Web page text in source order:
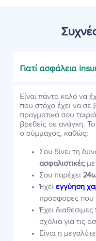
Γιατί ασφάλεια
Είναι πάντα καλό να
που στόχο έχει να σε
πραγματικά σου
βρεθείς σε ανάγκη.
ο σύμμαχος, καθώς:
Σου δίνει τη
ασφαλιστικές με
Σου παρέχει
Έχει εγγύηση
προσφορές που
Έχει διαθέσιμες
σχόλια για τις
Είναι η